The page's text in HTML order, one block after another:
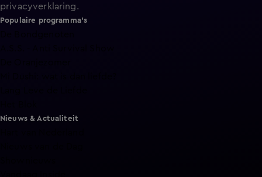
privacyverklaring.
Populaire programma's
Nieuws & Actualiteit